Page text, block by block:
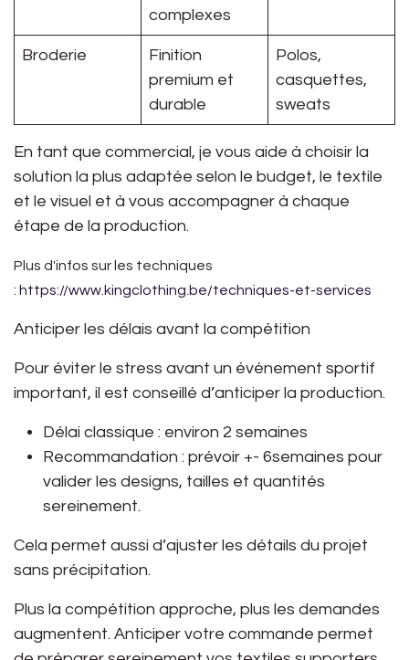
complexes
Broderie
Finition
premium et
durable
Polos,
casquettes,
sweats
En tant que commercial, je vous aide à choisir la
solution la plus adaptée selon le budget, le textile
et le visuel et à vous accompagner à chaque
étape de la production.
Plus d'infos sur les techniques
: https://www.kingclothing.be/techniques-et-services
Anticiper les délais avant la compétition
Pour éviter le stress avant un événement sportif
important, il est conseillé d’anticiper la production.
Délai classique : environ 2 semaines
Recommandation : prévoir +- 6semaines pour
valider les designs, tailles et quantités
sereinement.
Cela permet aussi d’ajuster les détails du projet
sans précipitation.
Plus la compétition approche, plus les demandes
augmentent. Anticiper votre commande permet